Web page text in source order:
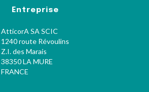
Entreprise
AtticorA SA SCIC
1240 route Révoulins
Z.I. des Marais
38350 LA MURE
FRANCE